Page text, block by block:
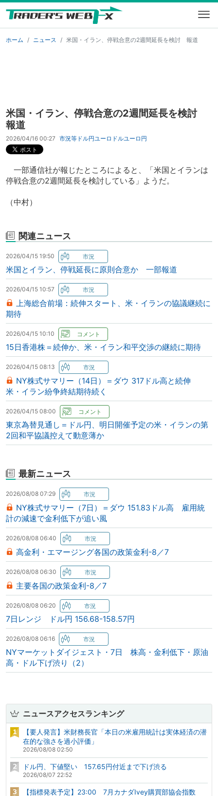
ホーム ニュース 米国・イラン、停戦合意の2週間延長を検討 報道
米国・イラン、停戦合意の2週間延長を検討
報道
2026/04/16 00:27 市況等 ドル円ユーロドルユーロ円
一部通信社が報じたところによると、「米国とイランは
停戦合意の2週間延長を検討している」ようだ。
（中村）
関連ニュース
2026/04/15 19:50
米国とイラン、停戦延長に原則合意か 一部報道
2026/04/15 10:57
上海総合前場：続伸スタート、米・イランの協議継続に
期待
2026/04/15 10:10
15日香港株＝続伸か、米・イラン和平交渉の継続に期待
2026/04/15 08:13
NY株式サマリー（14日）＝ダウ 317ドル高と続伸
米・イラン紛争終結期待続く
2026/04/15 08:00
東京為替見通し＝ドル円、明日開催予定の米・イランの第
2回和平協議控えて動意薄か
最新ニュース
2026/08/08 07:29
NY株式サマリー（7日）＝ダウ 151.83ドル高 雇用統
計の減速で金利低下が追い風
2026/08/08 06:40
高金利・エマージング各国の政策金利-8／7
2026/08/08 06:30
主要各国の政策金利-8／7
2026/08/08 06:20
7日レンジ ドル円 156.68-158.57円
2026/08/08 06:16
NYマーケットダイジェスト・7日 株高・金利低下・原油
高・ドル下げ渋り（2）
ニュースアクセスランキング
【要人発言】米財務長官「本日の米雇用統計は実体経済の潜
在的な強さを過小評価」
2026/08/08 02:50
ドル円、下値堅い 157.65円付近まで下げ渋る
2026/08/07 22:52
【指標発表予定】23:00 7月カナダIvey購買部協会指数